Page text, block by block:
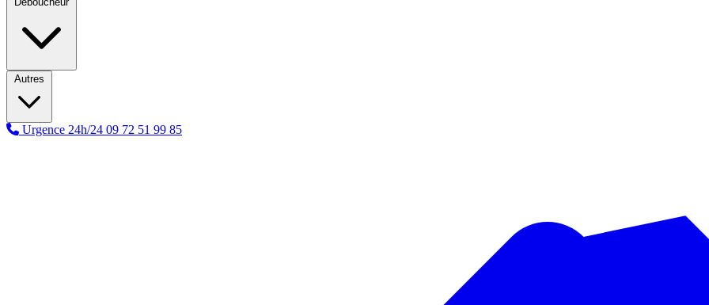
Autres
Urgence 24h/24 09 72 51 99 85